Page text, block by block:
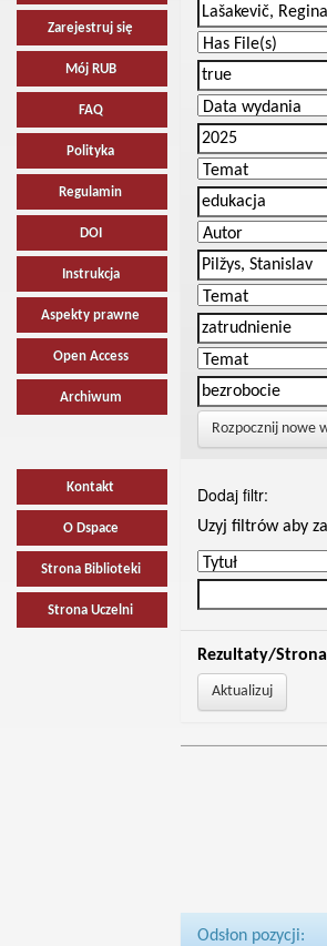
Zarejestruj się
Mój RUB
FAQ
Polityka
Regulamin
DOI
Instrukcja
Aspekty prawne
Open Access
Archiwum
Kontakt
O Dspace
Strona Biblioteki
Strona Uczelni
Rozpocznij nowe
Dodaj filtr:
Uzyj filtrów aby
Rezultaty/Strona
Odsłon pozycji: